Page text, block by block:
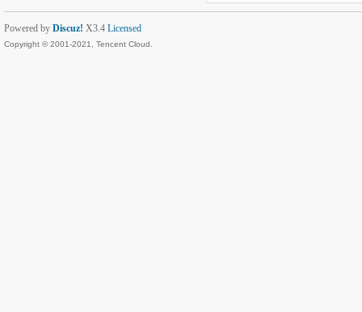
Powered by Discuz! X3.4 Licensed
Copyright © 2001-2021, Tencent Cloud.